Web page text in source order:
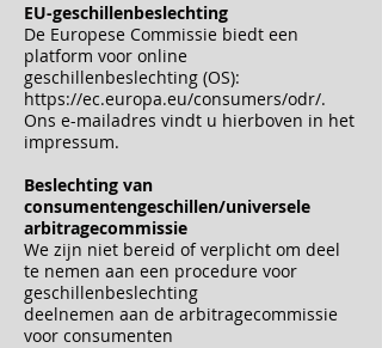
EU-geschillenbeslechting
De Europese Commissie biedt een
platform voor online
geschillenbeslechting (OS):
https://ec.europa.eu/consumers/odr/.
Ons e-mailadres vindt u hierboven in het
impressum.
Beslechting van
consumentengeschillen/universele
arbitragecommissie
We zijn niet bereid of verplicht om deel
te nemen aan een procedure voor
geschillenbeslechting
deelnemen aan de arbitragecommissie
voor consumenten